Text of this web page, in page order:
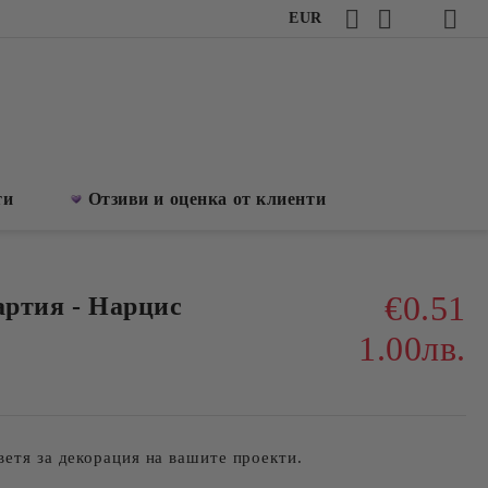
EUR
Отзиви и оценка от клиенти
- Нарцис
€0.51
1.00лв.
за декорация на вашите проекти.